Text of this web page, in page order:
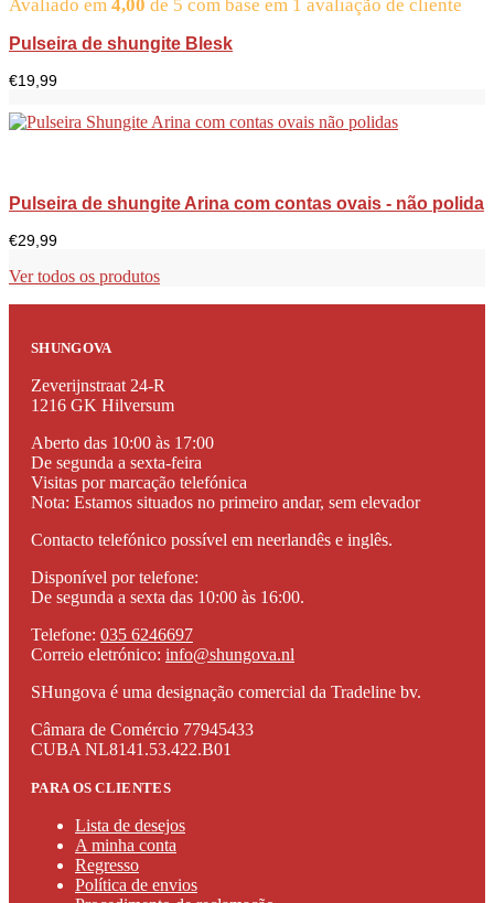
Avaliado em 4,00 de 5 com base em 1 avaliação de cliente
Pulseira de shungite Blesk
€19,99
Pulseira de shungite Arina com contas ovais - não polida
€29,99
Ver todos os produtos
SHUNGOVA
Zeverijnstraat 24-R
1216 GK Hilversum
Aberto das 10:00 às 17:00
De segunda a sexta-feira
Visitas por marcação telefónica
Nota: Estamos situados no primeiro andar, sem elevador
Contacto telefónico possível em neerlandês e inglês.
Disponível por telefone:
De segunda a sexta das 10:00 às 16:00.
Telefone: 035 6246697
Correio eletrónico: info@shungova.nl
SHungova é uma designação comercial da Tradeline bv.
Câmara de Comércio 77945433
CUBA NL8141.53.422.B01
PARA OS CLIENTES
Lista de desejos
A minha conta
Regresso
Política de envios